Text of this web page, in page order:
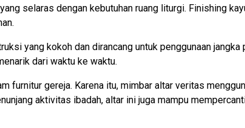
selaras dengan kebutuhan ruang liturgi. Finishing
yang kokoh dan dirancang untuk penggunaan
dari waktu ke waktu.
furnitur gereja. Karena itu, mimbar altar veritas
aktivitas ibadah, altar ini juga mampu